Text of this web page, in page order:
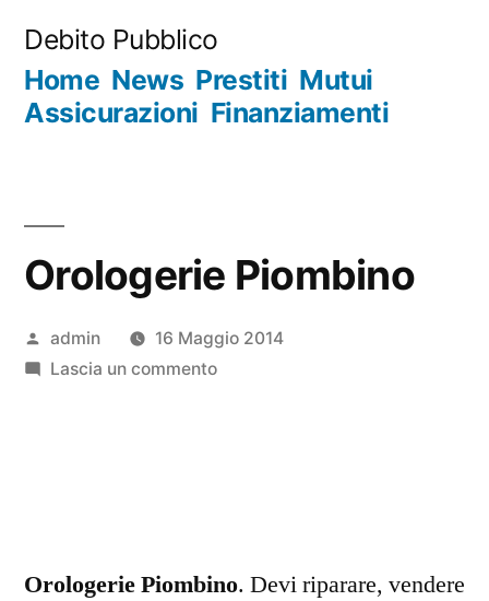
contenuto
Debito Pubblico
Home News Prestiti Mutui
Assicurazioni Finanziamenti
Orologerie Piombino
Pubblicato
da
admin
16 Maggio 2014
Lascia un commentosu
Orologerie Piombino. Devi riparare, vendere